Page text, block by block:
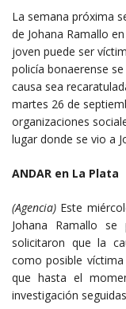
La semana próxima
de Johana Ramallo
joven puede ser
policía bonaerense
causa sea
martes 26 de
organizaciones
lugar donde se vio a
ANDAR en La Plata
(Agencia) Este
Johana Ramallo
solicitaron que la
como posible
que hasta el
investigación